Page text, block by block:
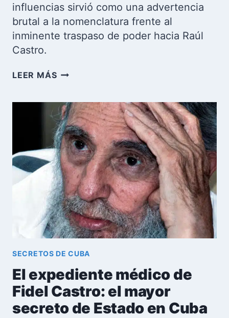
influencias sirvió como una advertencia
brutal a la nomenclatura frente al
inminente traspaso de poder hacia Raúl
Castro.
LEER MÁSDE
A
LA
CELDA:
EL
MENSAJE
OCULTO
TRAS
LA
PURGA
DE
JUAN
CARLOS
ROBINSON
SECRETOS DE CUBA
El expediente médico de
Fidel Castro: el mayor
secreto de Estado en Cuba